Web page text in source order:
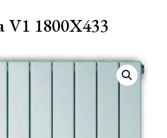
V1 1800X433